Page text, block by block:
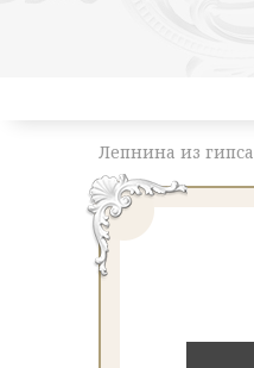
Лепнина из гипса